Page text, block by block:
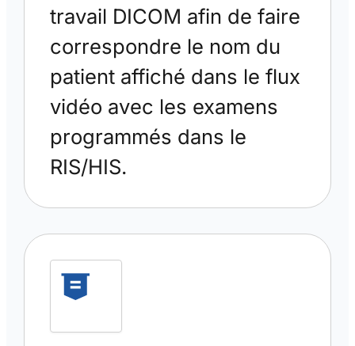
travail DICOM afin de faire
correspondre le nom du
patient affiché dans le flux
vidéo avec les examens
programmés dans le
RIS/HIS.